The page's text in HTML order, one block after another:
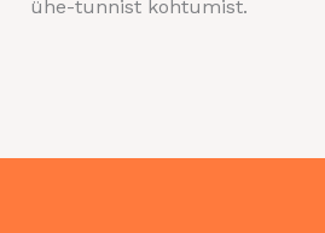
ühe-tunnist kohtumist.